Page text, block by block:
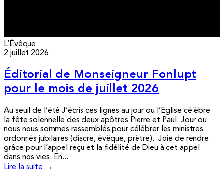
L’Évêque
2 juillet 2026
Éditorial de Monseigneur Fonlupt
pour le mois de juillet 2026
Au seuil de l’été J’écris ces lignes au jour ou l’Eglise célèbre
la fête solennelle des deux apôtres Pierre et Paul. Jour ou
nous nous sommes rassemblés pour célébrer les ministres
ordonnés jubilaires (diacre, évêque, prêtre). Joie de rendre
grâce pour l’appel reçu et la fidélité de Dieu à cet appel
dans nos vies. En...
Lire la suite →